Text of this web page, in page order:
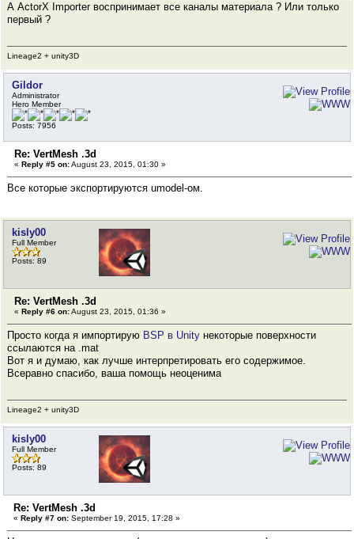
А ActorX Importer воспринимает все каналы материала ? Или только
первый ?
Lineage2 + unity3D
Gildor
Administrator
Hero Member
Posts: 7956
Re: VertMesh .3d
« Reply #5 on:August 23, 2015, 01:30 »
Все которые экспортируются umodel-ом.
kisly00
Full Member
Posts: 89
Re: VertMesh .3d
« Reply #6 on:August 23, 2015, 01:36 »
Просто когда я импортирую BSP в Unity некоторые поверхности
ссылаются на .mat
Вот я и думаю, как лучше интерпретировать его содержимое.
Всеравно спасибо, ваша помощь неоценима
Lineage2 + unity3D
kisly00
Full Member
Posts: 89
Re: VertMesh .3d
« Reply #7 on: September 19, 2015, 17:28 »